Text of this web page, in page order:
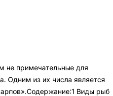
не примечательные для
Одним из их числа является
Виды рыб